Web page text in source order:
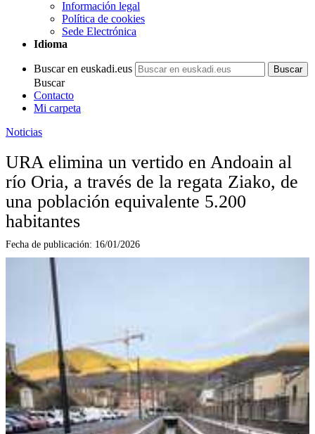
Información legal
Política de cookies
Sede Electrónica
Idioma
Buscar en euskadi.eus
Buscar
Contacto
Mi carpeta
Noticias
URA elimina un vertido en Andoain al
río Oria, a través de la regata Ziako, de
una población equivalente 5.200
habitantes
Fecha de publicación: 16/01/2026